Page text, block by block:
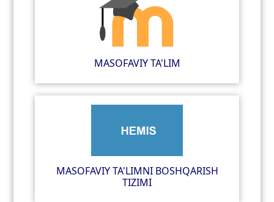
MASOFAVIY TA'LIM
MASOFAVIY TA'LIMNI BOSHQARISH
TIZIMI